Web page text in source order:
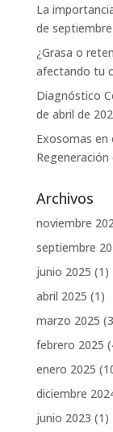
La
de
¿Grasa o
afectando tu
Diagnóstico
de abril de
Exosomas en
Regeneración
Archivos
noviembre
septiembre
junio 2025 (1)
abril 2025 (1)
marzo 2025
febrero 2025
enero 2025
diciembre
junio 2023 (1)